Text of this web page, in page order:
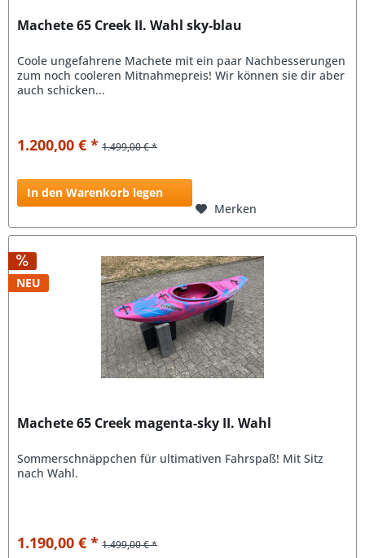
Machete 65 Creek II. Wahl sky-blau
Coole ungefahrene Machete mit ein paar Nachbesserungen
zum noch cooleren Mitnahmepreis! Wir können sie dir aber
auch schicken...
1.200,00 € * 1.499,00 € *
In den Warenkorb legen
Merken
NEU
Machete 65 Creek magenta-sky II. Wahl
Sommerschnäppchen für ultimativen Fahrspaß! Mit Sitz
nach Wahl.
1.190,00 € * 1.499,00 € *